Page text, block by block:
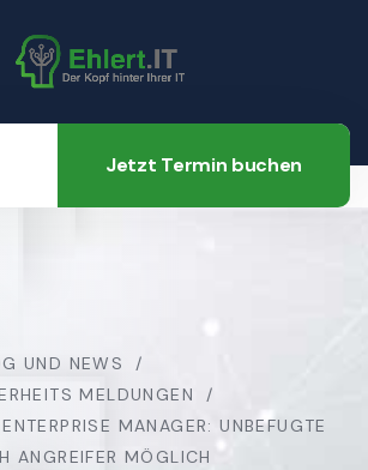
Jetzt Termin buchen
UND NEWS
MELDUNGEN
MANAGER: UNBEFUGTE
ANGREIFER MÖGLICH